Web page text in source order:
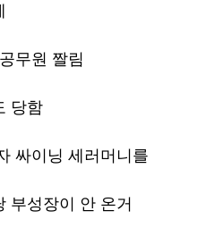
무원 짤림
당함
싸이닝 세러머니를
부성장이 안 온거